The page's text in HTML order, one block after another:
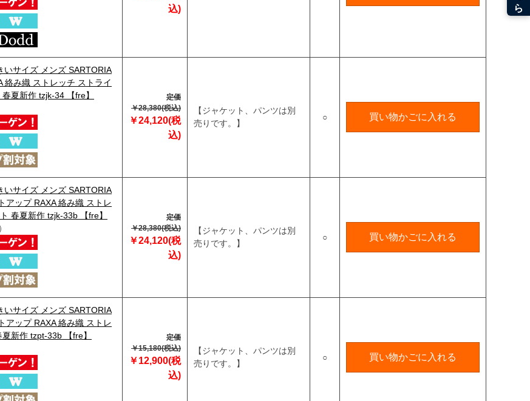
込)
いサイズ メンズ SARTORIA
絡み織 ストレッチ ストライ
夏新作 tzjk-34 【fre】
定価
￥28,380(税込)
￥24,120(税
込)
【ジャケット、パンツは別
売りです。】
○ 買い物かごに入れる
いサイズ メンズ SARTORIA
アップ RAXA 絡み織 ストレ
春夏新作 tzjk-33b 【fre】
定価
￥28,380(税込)
￥24,120(税
込)
【ジャケット、パンツは別
売りです。】
○ 買い物かごに入れる
いサイズ メンズ SARTORIA
アップ RAXA 絡み織 ストレ
新作 tzpt-33b 【fre】
定価
￥15,180(税込)
￥12,900(税
込)
【ジャケット、パンツは別
売りです。】
○ 買い物かごに入れる